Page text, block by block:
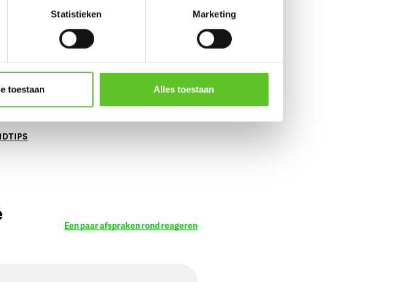
Statistieken Marketing
toestaan Alles toestaan
laserkleiduifschieten.
Er is ook animatie, theater, dans en
En dat helemaal gratis.
doe je best wel op voorhand.
Een paar afspraken rond reageren